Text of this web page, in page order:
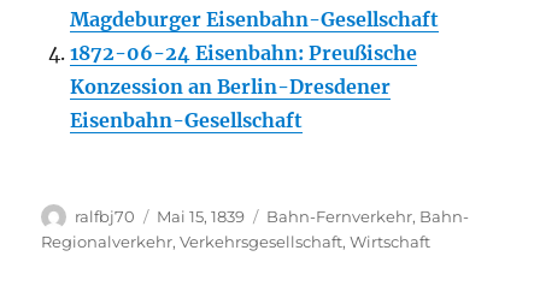
Magdeburger Eisenbahn-Gesellschaft
1872-06-24 Eisenbahn: Preußische
Konzession an Berlin-Dresdener
Eisenbahn-Gesellschaft
Autor
ralfbj70
Veröffentlicht
am
Mai 15, 1839 Kategorien
Bahn-Fernverkehr, Bahn-
Regionalverkehr,Verkehrsgesellschaft,Wirtschaft